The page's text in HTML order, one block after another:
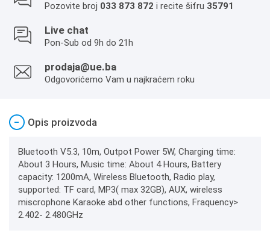
Pozovite broj 033 873 872 i recite šifru 35791
Live chat
Pon-Sub od 9h do 21h
prodaja@ue.ba
Odgovorićemo Vam u najkraćem roku
− Opis proizvoda
Bluetooth V5.3, 10m, Outpot Power 5W, Charging time:
About 3 Hours, Music time: About 4 Hours, Battery
capacity: 1200mA, Wireless Bluetooth, Radio play,
supported: TF card, MP3( max 32GB), AUX, wireless
miscrophone Karaoke abd other functions, Fraquency>
2.402- 2.480GHz